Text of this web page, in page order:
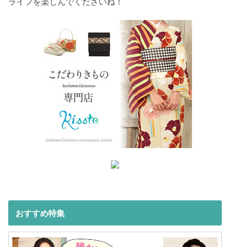
おすすめ特集